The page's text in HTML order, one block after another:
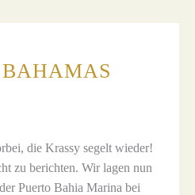
die Krassy segelt wieder!
zu berichten. Wir lagen nun
Puerto Bahia Marina bei